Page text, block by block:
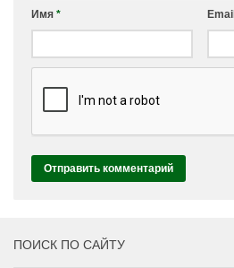
Имя * Email
ПОИСК ПО САЙТУ